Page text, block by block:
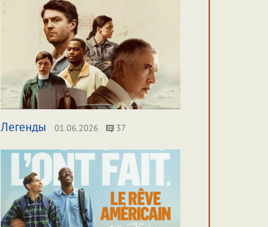
Легенды 01.06.2026 37